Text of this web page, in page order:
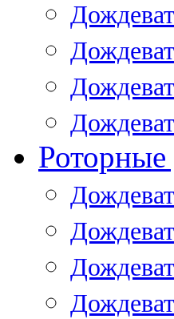
Роторные